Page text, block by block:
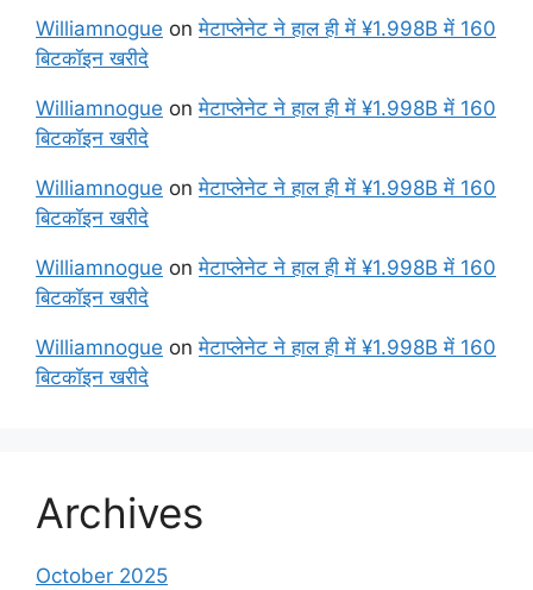
Williamnogue onमेटाप्लेनेट ने हाल ही में ¥1.998B में 160
बिटकॉइन खरीदे
Williamnogue onमेटाप्लेनेट ने हाल ही में ¥1.998B में 160
बिटकॉइन खरीदे
Williamnogue onमेटाप्लेनेट ने हाल ही में ¥1.998B में 160
बिटकॉइन खरीदे
Williamnogue onमेटाप्लेनेट ने हाल ही में ¥1.998B में 160
बिटकॉइन खरीदे
Williamnogue onमेटाप्लेनेट ने हाल ही में ¥1.998B में 160
बिटकॉइन खरीदे
Archives
October 2025